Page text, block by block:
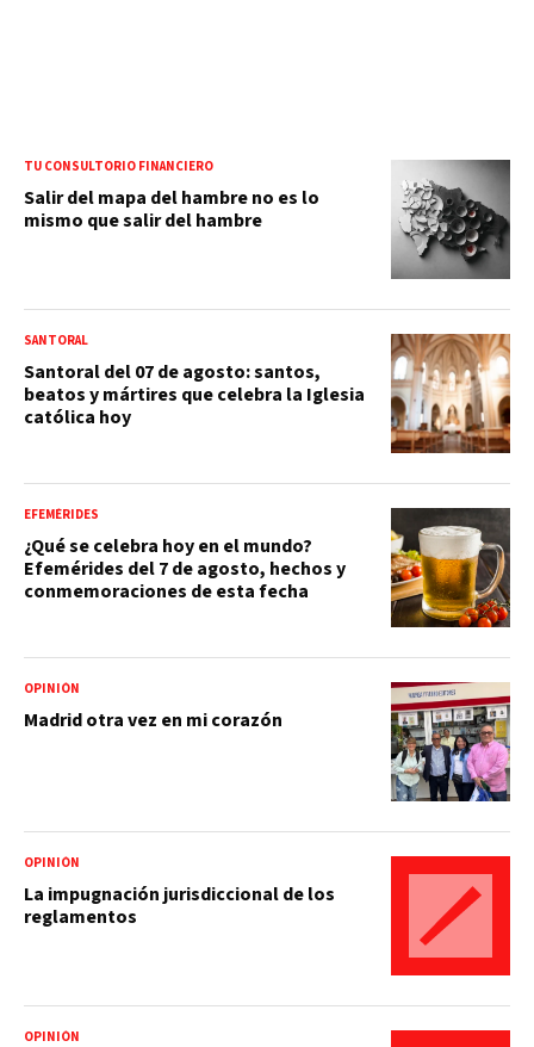
TU CONSULTORIO FINANCIERO
Salir del mapa del hambre no es lo
mismo que salir del hambre
SANTORAL
Santoral del 07 de agosto: santos,
beatos y mártires que celebra la Iglesia
católica hoy
EFEMÉRIDES
¿Qué se celebra hoy en el mundo?
Efemérides del 7 de agosto, hechos y
conmemoraciones de esta fecha
OPINIÓN
Madrid otra vez en mi corazón
OPINIÓN
La impugnación jurisdiccional de los
reglamentos
OPINIÓN